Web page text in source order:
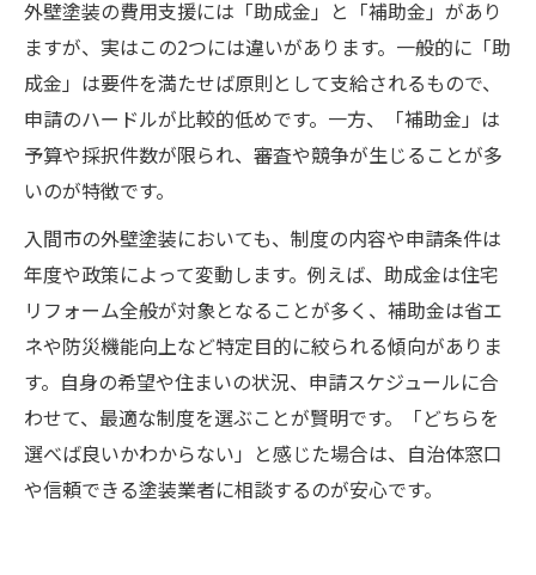
外壁塗装の費用支援には「助成金」と「補助金」があり
ますが、実はこの2つには違いがあります。一般的に「助
成金」は要件を満たせば原則として支給されるもので、
申請のハードルが比較的低めです。一方、「補助金」は
予算や採択件数が限られ、審査や競争が生じることが多
いのが特徴です。
入間市の外壁塗装においても、制度の内容や申請条件は
年度や政策によって変動します。例えば、助成金は住宅
リフォーム全般が対象となることが多く、補助金は省エ
ネや防災機能向上など特定目的に絞られる傾向がありま
す。自身の希望や住まいの状況、申請スケジュールに合
わせて、最適な制度を選ぶことが賢明です。「どちらを
選べば良いかわからない」と感じた場合は、自治体窓口
や信頼できる塗装業者に相談するのが安心です。